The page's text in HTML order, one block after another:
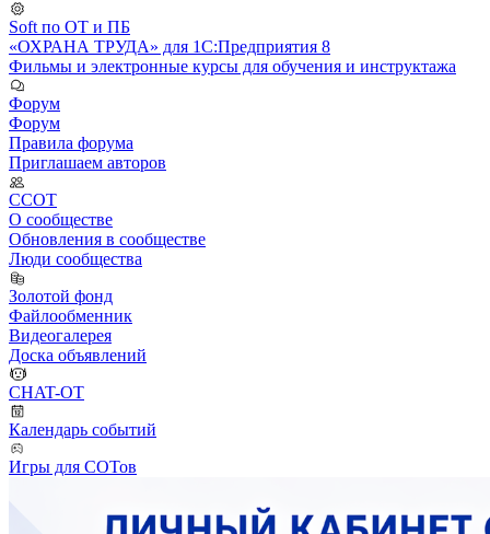
Soft по ОТ и ПБ
«ОХРАНА ТРУДА» для 1С:Предприятия 8
Фильмы и электронные курсы для обучения и инструктажа
Форум
Форум
Правила форума
Приглашаем авторов
ССОТ
О сообществе
Обновления в сообществе
Люди сообщества
Золотой фонд
Файлообменник
Видеогалерея
Доска объявлений
CHAT-OT
Календарь событий
Игры для СОТов